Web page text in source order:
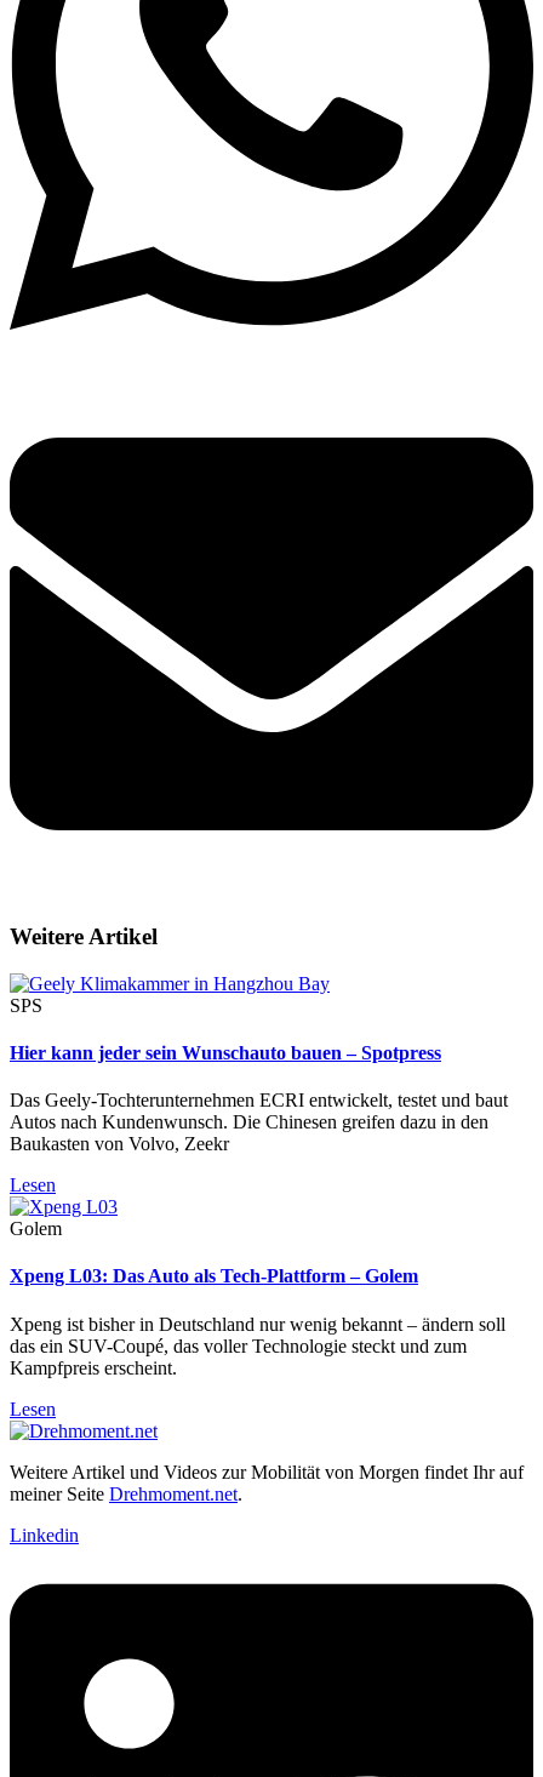
Weitere Artikel
SPS
Hier kann jeder sein Wunschauto bauen – Spotpress
Das Geely-Tochterunternehmen ECRI entwickelt, testet und baut
Autos nach Kundenwunsch. Die Chinesen greifen dazu in den
Baukasten von Volvo, Zeekr
Lesen
Golem
Xpeng L03: Das Auto als Tech-Plattform – Golem
Xpeng ist bisher in Deutschland nur wenig bekannt – ändern soll
das ein SUV-Coupé, das voller Technologie steckt und zum
Kampfpreis erscheint.
Lesen
Weitere Artikel und Videos zur Mobilität von Morgen findet Ihr auf
meiner Seite Drehmoment.net.
Linkedin